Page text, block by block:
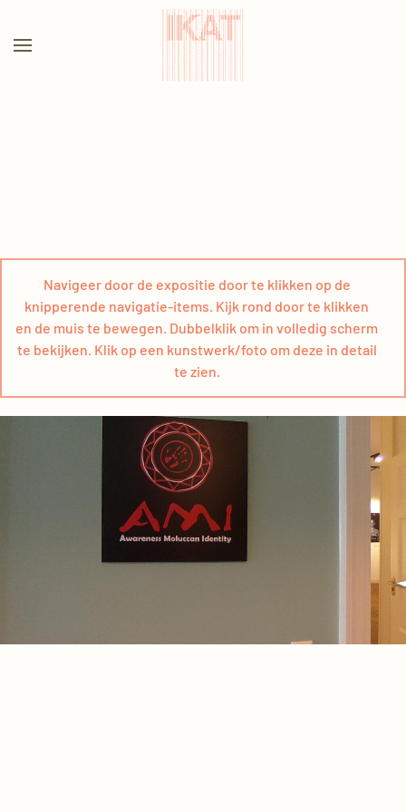
Terug naar hoofdinhoud
Navigeer door de expositie door te klikken op de
knipperende navigatie-items. Kijk rond door te klikken
en de muis te bewegen. Dubbelklik om in volledig scherm
te bekijken. Klik op een kunstwerk/foto om deze in detail
te zien.